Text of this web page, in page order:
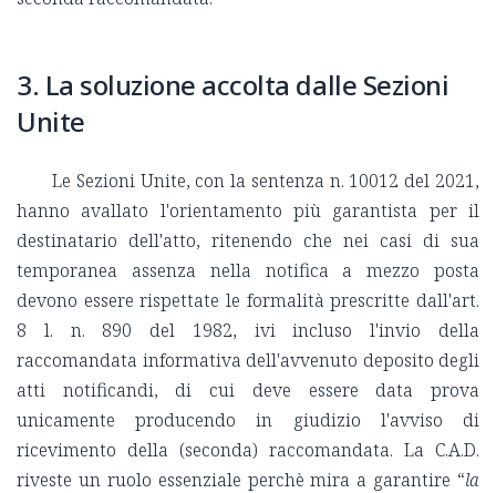
3. La soluzione accolta dalle Sezioni
Unite
Le Sezioni Unite, con la sentenza n. 10012 del 2021,
hanno avallato l'orientamento più garantista per il
destinatario dell'atto, ritenendo che nei casi di sua
temporanea assenza nella notifica a mezzo posta
devono essere rispettate le formalità prescritte dall'art.
8 l. n. 890 del 1982, ivi incluso l'invio della
raccomandata informativa dell'avvenuto deposito degli
atti notificandi, di cui deve essere data prova
unicamente producendo in giudizio l'avviso di
ricevimento della (seconda) raccomandata. La C.A.D.
riveste un ruolo essenziale perchè mira a garantire “la